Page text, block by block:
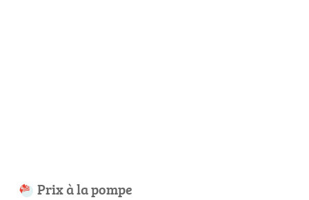
Prix à la pompe